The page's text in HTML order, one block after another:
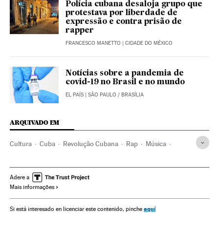
Polícia cubana desaloja grupo que
protestava por liberdade de
expressão e contra prisão de
rapper
FRANCESCO MANETTO | CIDADE DO MÉXICO
Notícias sobre a pandemia de
covid-19 no Brasil e no mundo
EL PAÍS | SÃO PAULO / BRASÍLIA
ARQUIVADO EM
Cultura Cuba Revolução Cubana Rap Música
Fidel Castro
Adere a
Mais informações
Si está interesado en licenciar este contenido, pinche aquí